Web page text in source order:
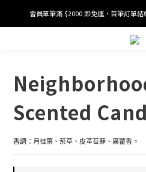
加入/驗證會員並綁定電話號碼
會員單筆滿 $2000 即免運，首筆訂單
加入/驗證會員並綁定電話號碼
Scented
香調：月桂葉、菸草、皮革苔蘚、廣藿香。